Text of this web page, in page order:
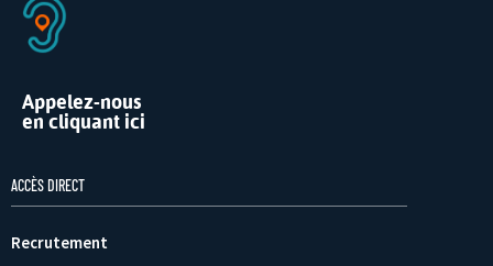
Appelez-nous
en cliquant ici
ACCÈS DIRECT
Recrutement